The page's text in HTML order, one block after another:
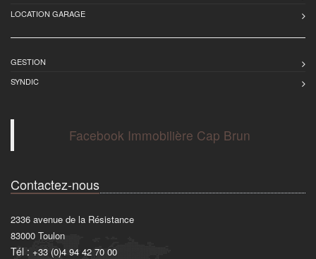
LOCATION GARAGE
GESTION
SYNDIC
Facebook Immobilière Cap Brun
Contactez-nous
2336 avenue de la Résistance
83000 Toulon
Tél : +33 (0)4 94 42 70 00